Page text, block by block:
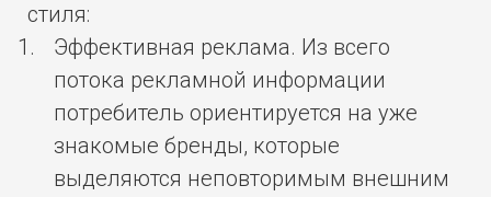
стиля:
Эффективная реклама. Из всего
потока рекламной информации
потребитель ориентируется на уже
знакомые бренды, которые
выделяются неповторимым внешним